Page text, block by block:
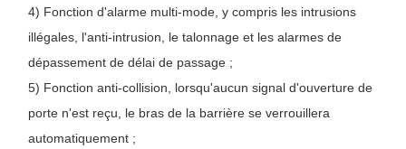
4) Fonction d'alarme multi-mode, y compris les intrusions
illégales, l'anti-intrusion, le talonnage et les alarmes de
dépassement de délai de passage ;
5) Fonction anti-collision, lorsqu'aucun signal d'ouverture de
porte n'est reçu, le bras de la barrière se verrouillera
automatiquement ;